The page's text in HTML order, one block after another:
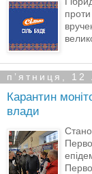
пʼятниця, 12
Карантин
влади